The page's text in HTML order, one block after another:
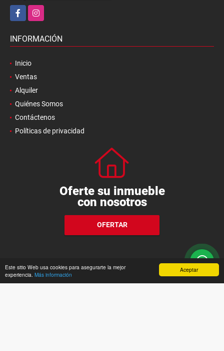
Aceptar
Este sitio Web usa cookies para asegurarte la mejor
experiencia. Más información
FacebookInstagram
INFORMACIÓN
Inicio
Ventas
Alquiler
Quiénes Somos
Contáctenos
Políticas de privacidad
Oferte su inmueble
con nosotros
OFERTAR